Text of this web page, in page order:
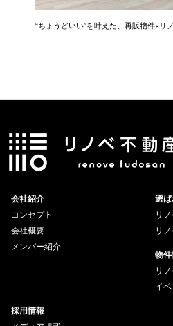
“ちょうどいい”を叶えた、再販物件×リ
会社紹介
コンセプト
会社概要
メンバー紹介
選
リ
リ
物
リ
イ
採用情報